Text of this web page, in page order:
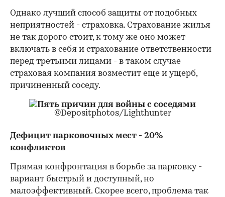
Однако лучший способ защиты от подобных
неприятностей - страховка. Страхование жилья
не так дорого стоит, к тому же оно может
включать в себя и страхование ответственности
перед третьими лицами - в таком случае
страховая компания возместит еще и ущерб,
причиненный соседу.
©Depositphotos/Lighthunter
Дефицит парковочных мест - 20%
конфликтов
Прямая конфронтация в борьбе за парковку -
вариант быстрый и доступный, но
малоэффективный. Скорее всего, проблема так